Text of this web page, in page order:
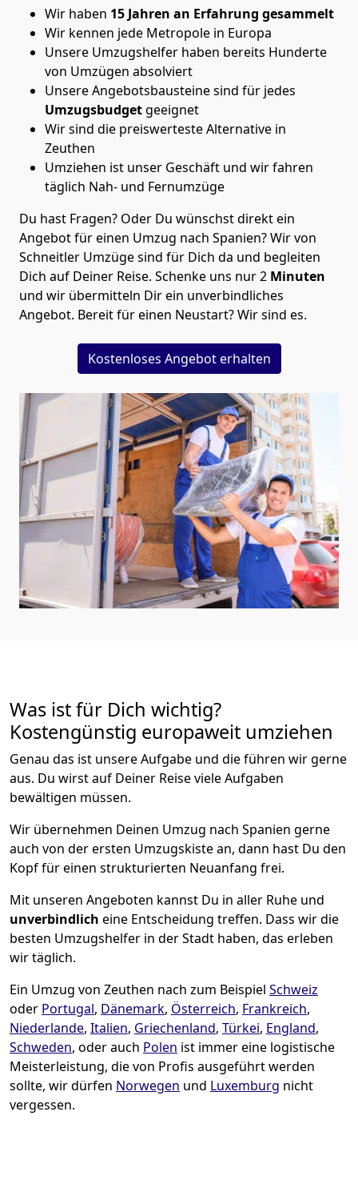
Wir haben 15 Jahren an Erfahrung gesammelt
Wir kennen jede Metropole in Europa
Unsere Umzugshelfer haben bereits Hunderte
von Umzügen absolviert
Unsere Angebotsbausteine sind für jedes
Umzugsbudgetgeeignet
Wir sind die preiswerteste Alternative in
Zeuthen
Umziehen ist unser Geschäft und wir fahren
täglich Nah- und Fernumzüge
Du hast Fragen? Oder Du wünschst direkt ein
Angebot für einen Umzug nach Spanien? Wir von
Schneitler Umzügesind für Dich da und begleiten
Dich auf Deiner Reise. Schenke uns nur2 Minuten
und wir übermitteln Dir ein unverbindliches
Angebot. Bereit für einen Neustart? Wir sind es.
Kostenloses Angebot erhalten
Was ist für Dich wichtig?
Kostengünstig europaweit umziehen
Genau das ist unsere Aufgabe und die führen wir gerne
aus. Du wirst auf Deiner Reise viele Aufgaben
bewältigen müssen.
Wir übernehmen Deinen Umzug nach Spanien gerne
auch von der ersten Umzugskiste an, dann hast Du den
Kopf für einen strukturierten Neuanfang frei.
Mit unseren Angeboten kannst Du in aller Ruhe und
unverbindlich eine Entscheidung treffen. Dass wir die
besten Umzugshelfer in der Stadt haben, das erleben
wir täglich.
Ein Umzug von Zeuthen nach zum Beispiel Schweiz
oder Portugal, Dänemark, Österreich, Frankreich,
Niederlande, Italien, Griechenland, Türkei, England,
Schweden, oder auch Polen ist immer eine logistische
Meisterleistung, die von Profis ausgeführt werden
sollte, wir dürfen Norwegen und Luxemburg nicht
vergessen.